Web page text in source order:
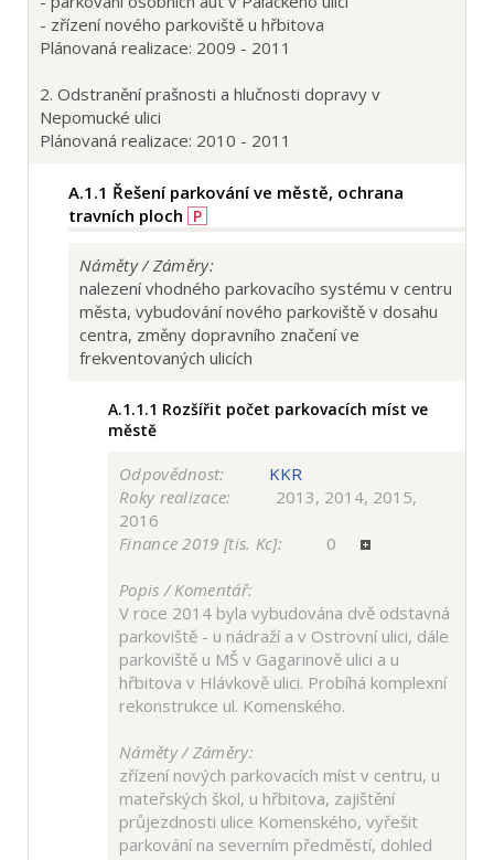
- zřízení nového parkoviště u hřbitova
Plánovaná realizace: 2009 - 2011
2. Odstranění prašnosti a hlučnosti dopravy v
Nepomucké ulici
Plánovaná realizace: 2010 - 2011
A.1.1 Řešení parkování ve městě, ochrana
travních ploch P
Náměty / Záměry:
nalezení vhodného parkovacího systému v centru
města, vybudování nového parkoviště v dosahu
centra, změny dopravního značení ve
frekventovaných ulicích
A.1.1.1 Rozšířit počet parkovacích míst ve
městě
Odpovědnost:
KKR
Roky realizace:
2013, 2014, 2015,
2016
Finance 2019 [tis. Kc]:
0
Popis / Komentář:
V roce 2014 byla vybudována dvě odstavná
parkoviště - u nádraží a v Ostrovní ulici, dále
parkoviště u MŠ v Gagarinově ulici a u
hřbitova v Hlávkově ulici. Probíhá komplexní
rekonstrukce ul. Komenského.
Náměty / Záměry:
zřízení nových parkovacích míst v centru, u
mateřských škol, u hřbitova, zajištění
průjezdnosti ulice Komenského, vyřešit
parkování na severním předměstí, dohled